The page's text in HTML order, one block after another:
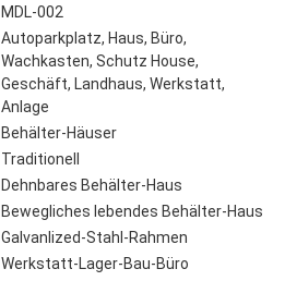
MDL-002
Autoparkplatz, Haus, Büro,
Wachkasten, Schutz House,
Geschäft, Landhaus, Werkstatt,
Anlage
Behälter-Häuser
Traditionell
Dehnbares Behälter-Haus
Bewegliches lebendes Behälter-Haus
Galvanlized-Stahl-Rahmen
Werkstatt-Lager-Bau-Büro